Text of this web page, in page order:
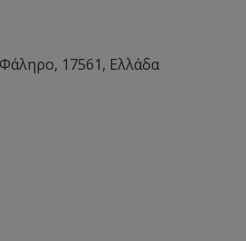
17561, Ελλάδα